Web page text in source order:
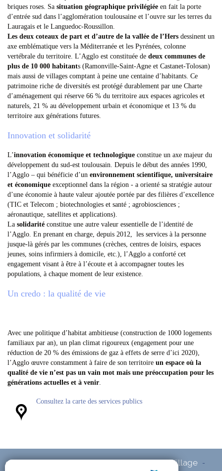
briques roses. Sa situation géographique privilégiée en fait la porte
d’entrée sud dans l’agglomération toulousaine et l’ouvre sur les terres du
Lauragais et le Languedoc-Roussillon.
Les deux coteaux de part et d’autre de la vallée de l’Hers dessinent un
axe emblématique vers la Méditerranée et les Pyrénées, colonne
vertébrale du territoire. L’Agglo est constituée de deux communes de
plus de 10 000 habitants (Ramonville-Saint-Agne et Castanet-Tolosan)
mais aussi de villages comptant à peine une centaine d’habitants. Ce
patrimoine riche de diversités est protégé durablement par une Charte
d’aménagement qui réserve 66 % du territoire aux espaces agricoles et
naturels, 21 % au développement urbain et économique et 13 % du
territoire aux générations futures.
Innovation et solidarité
L’innovation économique et technologique constitue un axe majeur du
développement du sud-est toulousain. Depuis le début des années 1990,
l’Agglo – qui bénéficie d’un environnement scientifique, universitaire
et économique exceptionnel dans la région - a orienté sa stratégie autour
d’une économie à haute valeur ajoutée portée par des filières d’excellence
(TIC et Telecom ; biotechnologies et santé ; agrobiosciences ;
aéronautique, satellites et applications).
La solidarité constitue une autre valeur essentielle de l’identité de
l’Agglo. En prenant en charge, depuis 2012, les services à la personne
jusque-là gérés par les communes (crèches, centres de loisirs, espaces
jeunes, soins infirmiers à domicile, etc.), l’Agglo a conforté cet
engagement visant à être à l’écoute et à accompagner toutes les
populations, à chaque moment de leur existence.
Un credo : la qualité de vie
Avec une politique d’habitat ambitieuse (construction de 1000 logements
familiaux par an), un plan climat rigoureux (engagement pour une
réduction de 20 % des émissions de gaz à effets de serre d’ici 2020),
l’Agglo œuvre constamment à faire de son territoire un espace où la
qualité de vie n’est pas un vain mot mais une préoccupation pour les
générations actuelles et à venir
Consultez la carte des services publics
Accueil Mairie Urbanisme Notre Village -